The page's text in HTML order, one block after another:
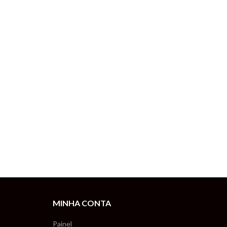
MINHA CONTA
Painel